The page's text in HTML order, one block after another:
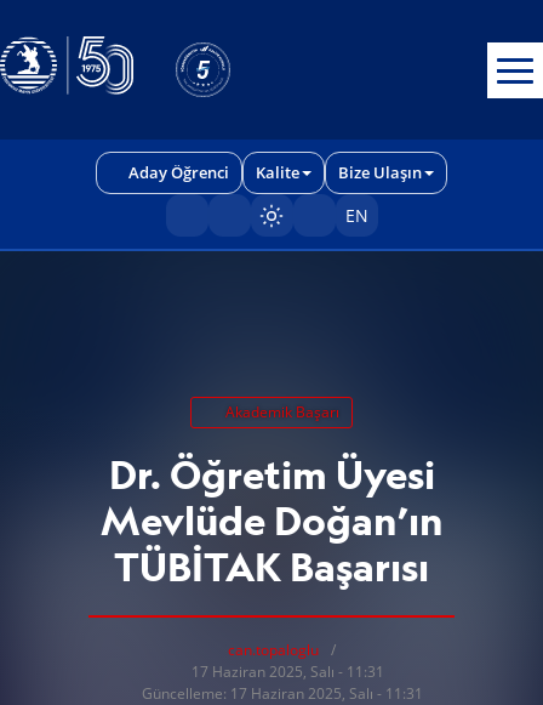
Aday Öğrenci Kalite Bize Ulaşın
Sayfayı karart/aç
EN
Akademik Başarı
Dr. Öğretim Üyesi
Mevlüde Doğan’ın
TÜBİTAK Başarısı
can.topaloglu
17 Haziran 2025, Salı - 11:31
Güncelleme: 17 Haziran 2025, Salı - 11:31